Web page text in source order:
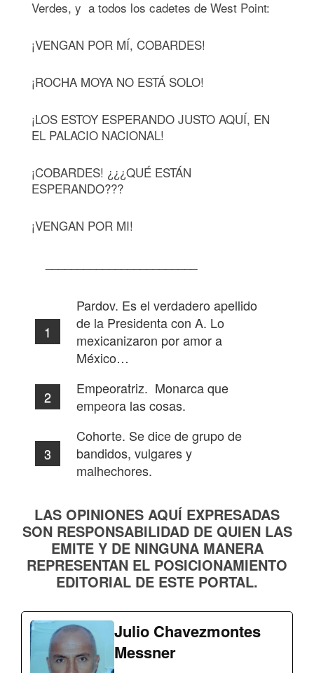
Verdes, y a todos los cadetes de West Point:
¡VENGAN POR MÍ, COBARDES!
¡ROCHA MOYA NO ESTÁ SOLO!
¡LOS ESTOY ESPERANDO JUSTO AQUÍ, EN
EL PALACIO NACIONAL!
¡COBARDES! ¿¿¿QUÉ ESTÁN
ESPERANDO???
¡VENGAN POR MI!
Pardov. Es el verdadero apellido
de la Presidenta con A. Lo
mexicanizaron por amor a
México…
Empeoratriz. Monarca que
empeora las cosas.
Cohorte. Se dice de grupo de
bandidos, vulgares y
malhechores.
LAS OPINIONES AQUÍ EXPRESADAS
SON RESPONSABILIDAD DE QUIEN LAS
EMITE Y DE NINGUNA MANERA
REPRESENTAN EL POSICIONAMIENTO
EDITORIAL DE ESTE PORTAL.
Julio Chavezmontes
Messner